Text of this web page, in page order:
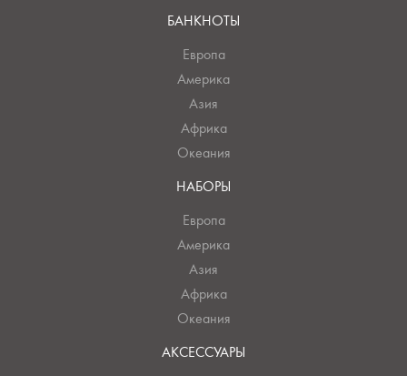
БАНКНОТЫ
Европа
Америка
Азия
Африка
Океания
НАБОРЫ
Европа
Америка
Азия
Африка
Океания
АКСЕССУАРЫ